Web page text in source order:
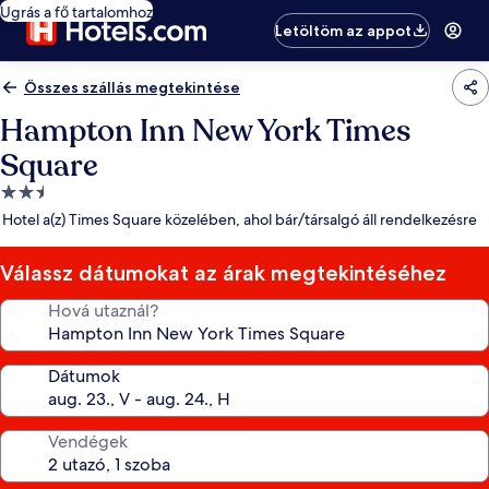
Ugrás a fő tartalomhoz
Letöltöm az appot
Összes szállás megtekintése
Hampton Inn New York Times
Square
2.5
csillagos
Hotel a(z) Times Square közelében, ahol bár/társalgó áll rendelkezésre
Válassz dátumokat az árak megtekintéséhez
Hová utaznál?
Dátumok
Vendégek